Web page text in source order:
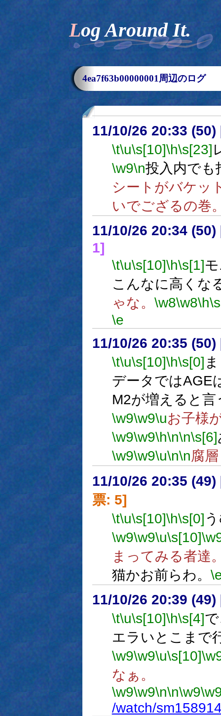
Log Around It.
4ea7f63b00000001周辺のログ
11/10/26 20:33 (50)
\t\u\s[10]\h\s[23]
\w9\n投入内でも
シートがバケッ
いでござるの巻
11/10/26 20:34 (50)
1]
\t\u\s[10]\h\s[1]
こんなに高くな
ゃな。 \w8\w8\h
\e
11/10/26 20:35 (50)
\t\u\s[10]\h\s[0]
データではAGE
M2が増えると
\w9\w9\uお子様
\w9\w9\h\n\n\s[6]
\w9\w9\u\n\n腐
11/10/26 20:35 (49)
票: 5]
\t\u\s[10]\h\s[0]
\w9\w9\u\s[10]
まってみる者達
猫かお前らわ。
11/10/26 20:39 (49)
\t\u\s[10]\h\s[4]
エラいとこまで
\w9\w9\u\s[10]
なぁ。
\w9\w9\n\n\w9
/watch/